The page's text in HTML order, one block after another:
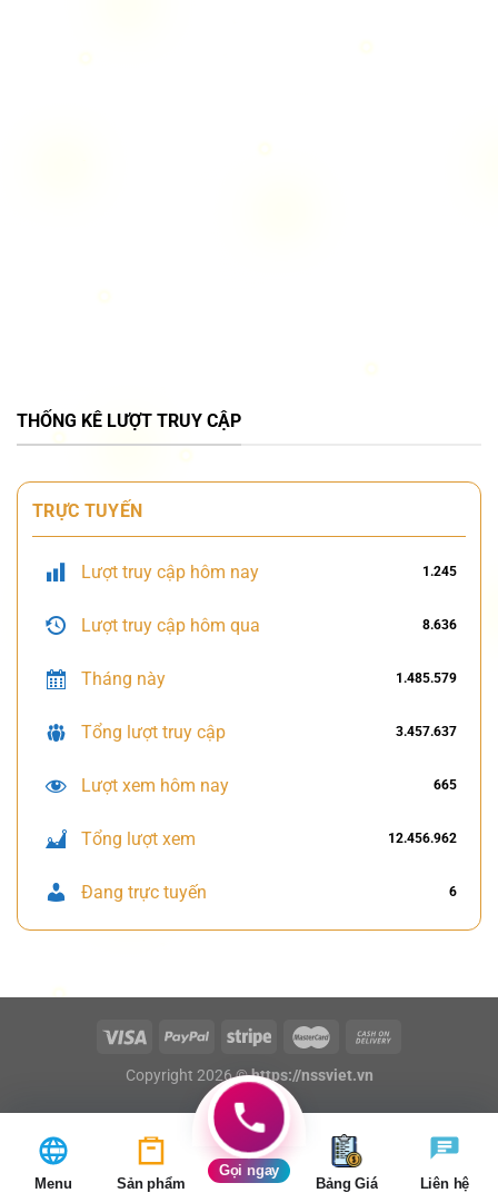
THỐNG KÊ LƯỢT TRUY CẬP
TRỰC TUYẾN
Lượt truy cập hôm nay 1.245
Lượt truy cập hôm qua 8.636
Tháng này 1.485.579
Tổng lượt truy cập 3.457.637
Lượt xem hôm nay 665
Tổng lượt xem 12.456.962
Đang trực tuyến 6
Copyright 2026 ©https://nssviet.vn
Menu Sản phẩm
Gọi ngay
Bảng Giá
Liên hệ